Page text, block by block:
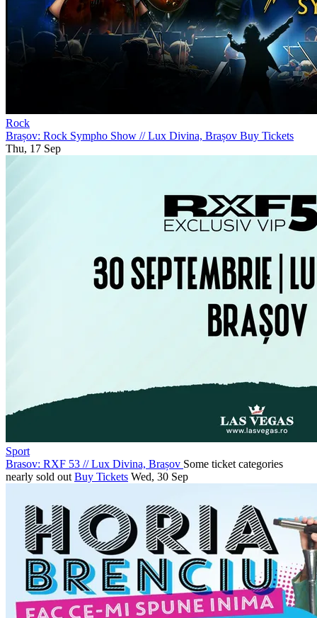
Rock
Brașov: Rock Sympho Show //Lux Divina, Brașov Buy Tickets
Thu, 17 Sep
Sport
Brasov: RXF 53 //Lux Divina, Brașov Some ticket categories
nearly sold out Buy Tickets Wed, 30 Sep